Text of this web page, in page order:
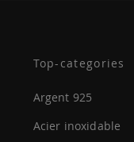
Top-categories
Argent 925
Acier inoxidable